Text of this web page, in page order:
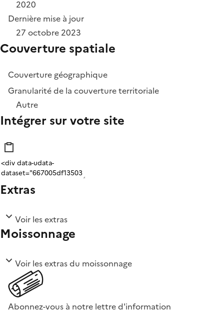
2020
Dernière mise à jour
27 octobre 2023
Couverture spatiale
Couverture géographique
Granularité de la couverture territoriale
Autre
Intégrer sur votre site
Extras
Voir les extras
Moissonnage
Voir les extras du moissonnage
Abonnez-vous à notre lettre d'information